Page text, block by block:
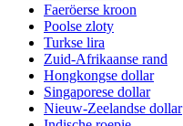
Faeröerse kroon
Poolse zloty
Turkse lira
Zuid-Afrikaanse rand
Hongkongse dollar
Singaporese dollar
Nieuw-Zeelandse dollar